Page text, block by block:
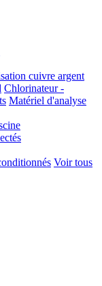
cuivre argent
Chlorinateur -
Matériel d'analyse
Voir tous